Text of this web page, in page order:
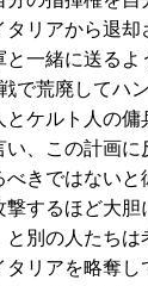
リアから退
一緒に送るよ
荒廃してハ
ケルト人の
、この計画
きではない
するほど大
別の人たち
リアを略奪